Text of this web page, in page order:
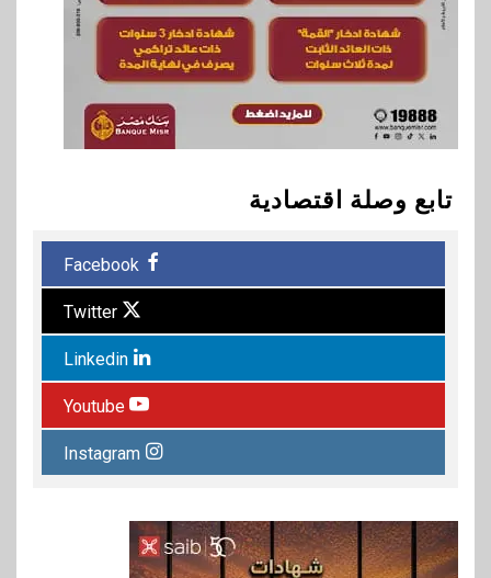
تابع وصلة اقتصادية
Facebook
Twitter
Linkedin
Youtube
Instagram